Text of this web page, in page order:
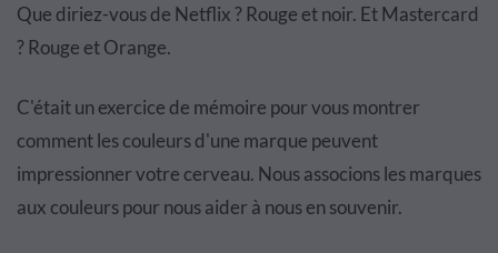
Que diriez-vous de Netflix ? Rouge et noir. Et Mastercard
? Rouge et Orange.
C'était un exercice de mémoire pour vous montrer
comment les couleurs d'une marque peuvent
impressionner votre cerveau. Nous associons les marques
aux couleurs pour nous aider à nous en souvenir.